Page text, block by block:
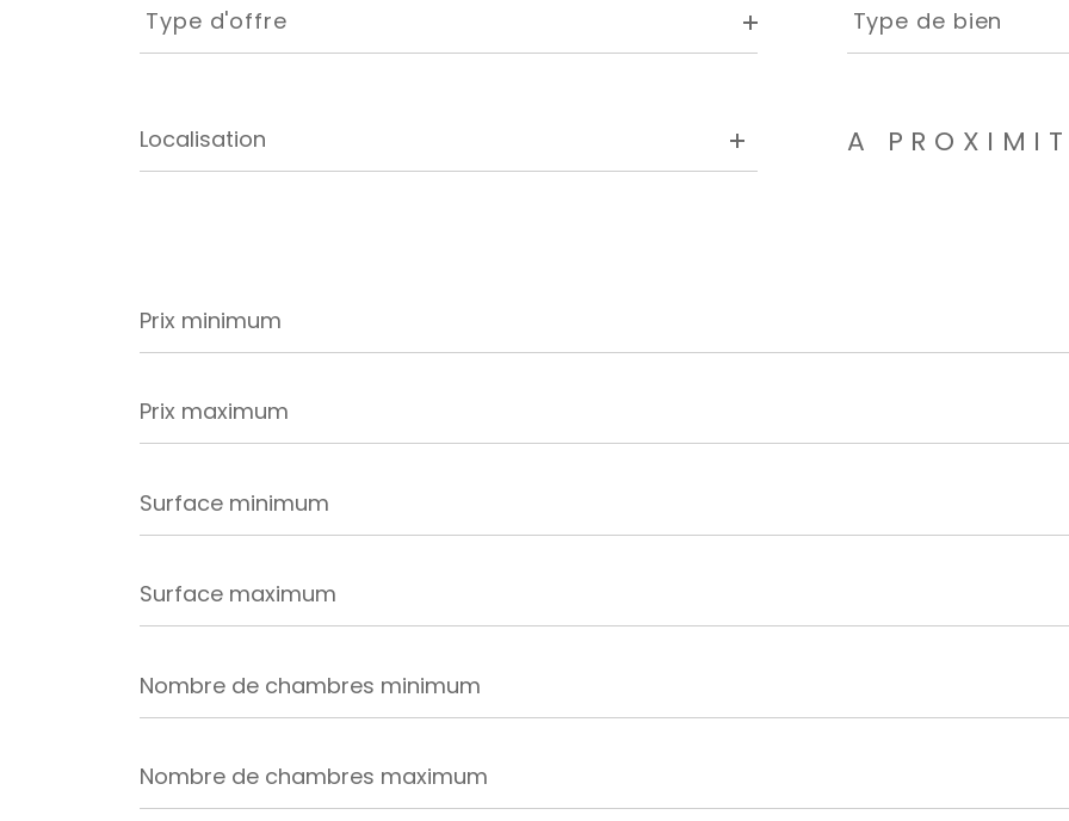
d'offre
Type d'offre de
bien
Type de bien
A
minimum
maximum
minimum
maximum
de
chambres
minimum
de
chambres
maximum